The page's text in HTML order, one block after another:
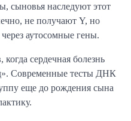
сыновья наследуют этот
не получают Y, но
аутосомные гены.
сердечная болезнь
Современные тесты ДНК
еще до рождения сына